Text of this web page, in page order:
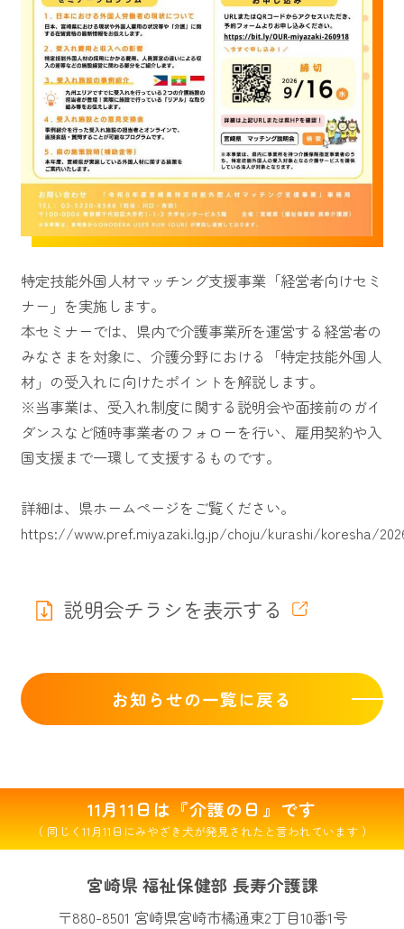
特定技能外国人材マッチング支援事業「経営者向けセミ
ナー」を実施します。
本セミナーでは、県内で介護事業所を運営する経営者の
みなさまを対象に、介護分野における「特定技能外国人
材」の受入れに向けたポイントを解説します。
※当事業は、受入れ制度に関する説明会や面接前のガイ
ダンスなど随時事業者のフォローを行い、雇用契約や入
国支援まで一環して支援するものです。
詳細は、県ホームページをご覧ください。
https://www.pref.miyazaki.lg.jp/choju/kurashi/koresha/
説明会チラシを表示する
お知らせの一覧に戻る
11月11日は『介護の日』です
（ 同じく11月11日にみやざき犬が発見されたと言われています ）
宮崎県 福祉保健部 長寿介護課
〒880-8501 宮崎県宮崎市橘通東2丁目10番1号